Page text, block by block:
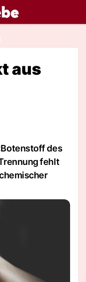
aus
des
fehlt